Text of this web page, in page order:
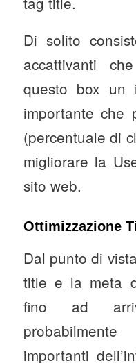
Di solito
accattivanti
questo box un
importante che
(percentuale di
migliorare la
sito web.
Ottimizzazione
Dal punto di
title e la meta
fino ad
importanti